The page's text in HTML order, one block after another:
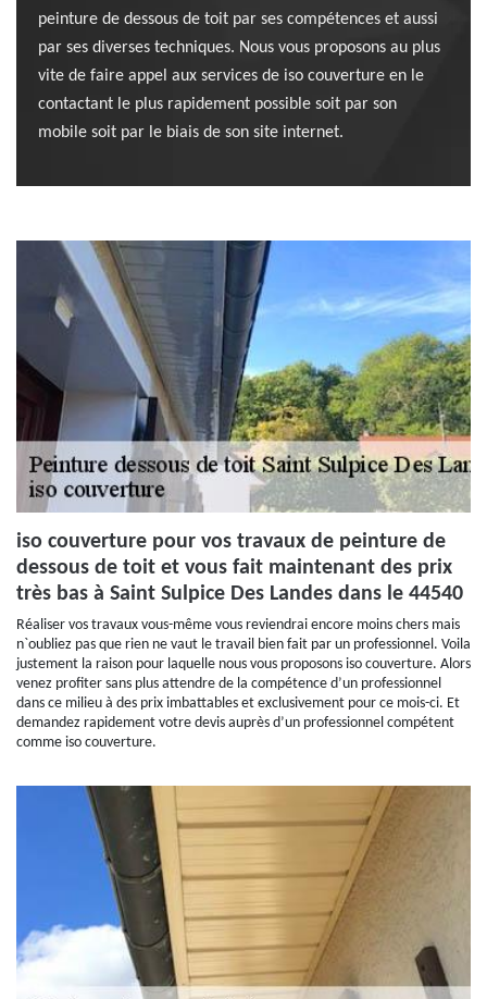
peinture de dessous de toit par ses compétences et aussi
par ses diverses techniques. Nous vous proposons au plus
vite de faire appel aux services de iso couverture en le
contactant le plus rapidement possible soit par son
mobile soit par le biais de son site internet.
iso couverture pour vos travaux de peinture de
dessous de toit et vous fait maintenant des prix
très bas à Saint Sulpice Des Landes dans le 44540
Réaliser vos travaux vous-même vous reviendrai encore moins chers mais
n`oubliez pas que rien ne vaut le travail bien fait par un professionnel. Voila
justement la raison pour laquelle nous vous proposons iso couverture. Alors
venez profiter sans plus attendre de la compétence d’un professionnel
dans ce milieu à des prix imbattables et exclusivement pour ce mois-ci. Et
demandez rapidement votre devis auprès d’un professionnel compétent
comme iso couverture.